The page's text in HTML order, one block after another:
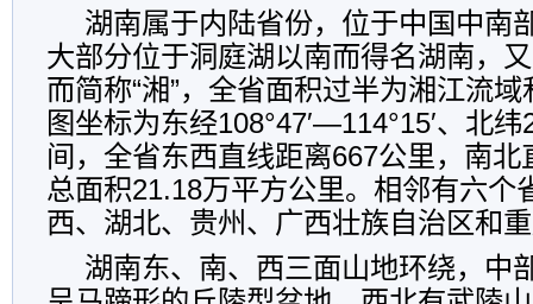
湖南属于内陆省份，位于中国中南
大部分位于洞庭湖以南而得名湖南，
而简称“湘”，全省面积过半为湘江流
图坐标为东经108°47′—114°15′、北纬
间，全省东西直线距离667公里，南北
总面积21.18万平方公里。相邻有六个
西、湖北、贵州、广西壮族自治区和
湖南东、南、西三面山地环绕，中